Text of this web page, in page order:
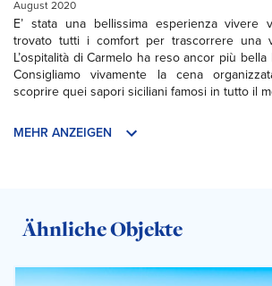
August 2020
E’ stata una bellissima esperienza vivere
trovato tutti i comfort per trascorrere una
L’ospitalità di Carmelo ha reso ancor più
Consigliamo vivamente la cena
scoprire quei sapori siciliani famosi in tutto il
MEHR ANZEIGEN
Ähnliche Objekte